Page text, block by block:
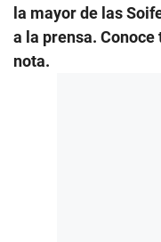
la mayor de las
a la prensa.
nota.